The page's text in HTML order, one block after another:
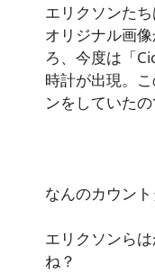
エリクソンた
オリジナル画
ろ、今度は「
時計が出現。
ンをしていたの
なんのカウン
エリクソンら
ね？